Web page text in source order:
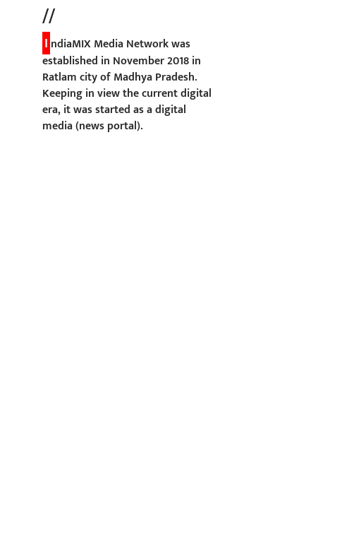
//
I ndiaMIX Media Network was
established in November 2018 in
Ratlam city of Madhya Pradesh.
Keeping in view the current digital
era, it was started as a digital
media (news portal).